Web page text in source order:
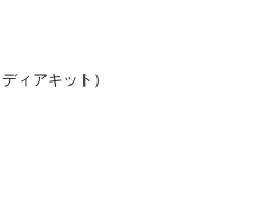
ィアキット）